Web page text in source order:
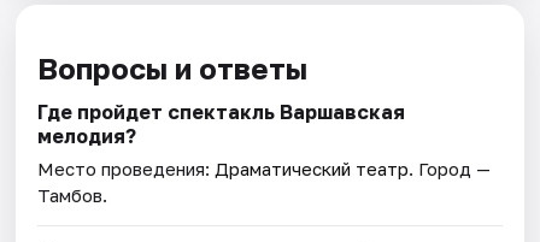
Вопросы и ответы
Где пройдет спектакль Варшавская
мелодия?
Место проведения: Драматический театр. Город —
Тамбов.